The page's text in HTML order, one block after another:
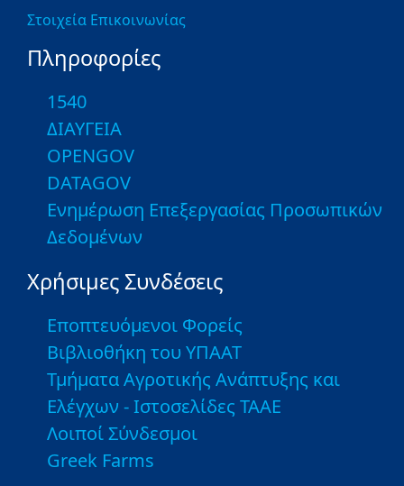
Στοιχεία Επικοινωνίας
Πληροφορίες
1540
ΔΙΑΥΓΕΙΑ
OPENGOV
DATAGOV
Ενημέρωση Επεξεργασίας Προσωπικών
Δεδομένων
Χρήσιμες Συνδέσεις
Εποπτευόμενοι Φορείς
Βιβλιοθήκη του ΥΠΑΑΤ
Τμήματα Αγροτικής Ανάπτυξης και
Ελέγχων - Ιστοσελίδες ΤΑΑΕ
Λοιποί Σύνδεσμοι
Greek Farms